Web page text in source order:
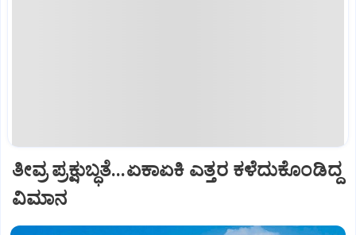
ತೀವ್ರ ಪ್ರಕ್ಷುಬ್ಧತೆ...ಏಕಾಏಕಿ ಎತ್ತರ ಕಳೆದುಕೊಂಡಿದ್ದ
ವಿಮಾನ